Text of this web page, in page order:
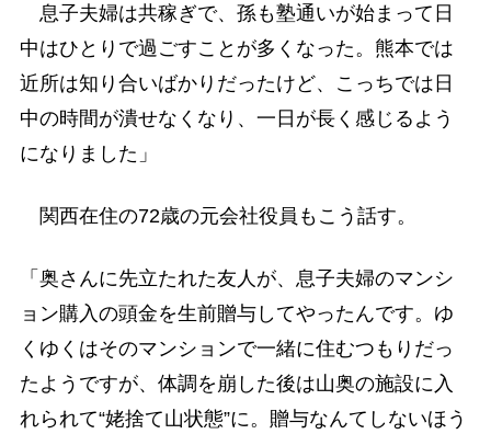
息子夫婦は共稼ぎで、孫も塾通いが始まって日
中はひとりで過ごすことが多くなった。熊本では
近所は知り合いばかりだったけど、こっちでは日
中の時間が潰せなくなり、一日が長く感じるよう
になりました」
関西在住の72歳の元会社役員もこう話す。
「奥さんに先立たれた友人が、息子夫婦のマンシ
ョン購入の頭金を生前贈与してやったんです。ゆ
くゆくはそのマンションで一緒に住むつもりだっ
たようですが、体調を崩した後は山奥の施設に入
れられて“姥捨て山状態”に。贈与なんてしないほう